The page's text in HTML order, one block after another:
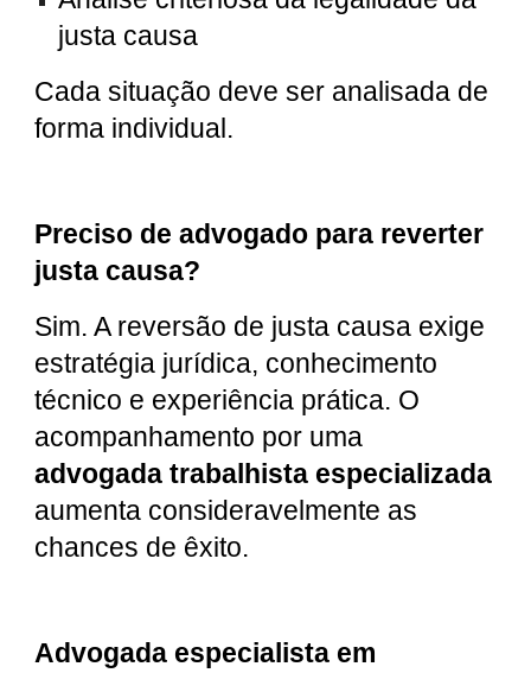
justa causa
Cada situação deve ser analisada de
forma individual.
Preciso de advogado para reverter
justa causa?
Sim. A reversão de justa causa exige
estratégia jurídica, conhecimento
técnico e experiência prática. O
acompanhamento por uma
advogada trabalhista especializada
aumenta consideravelmente as
chances de êxito.
Advogada especialista em